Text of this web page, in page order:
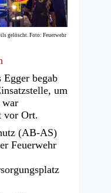
gelöscht. Foto: Feuerwehr
begab
um
war
vor Ort.
(AB-AS)
Feuerwehr